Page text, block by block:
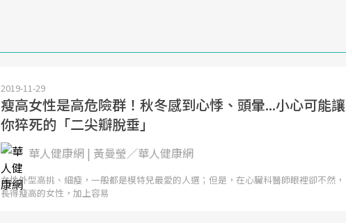
2019-11-29
瘦高女性是高危險群！秋冬感到心悸、頭暈...小心可能讓
你猝死的「二尖瓣脫垂」
華人健康網 | 黃曼瑩／華人健康網
女性外型高挑、細瘦，一般都是模特兒最愛的人選；但是，在心臟科醫師眼裡卻不然，
長得瘦高的女性，加上容易